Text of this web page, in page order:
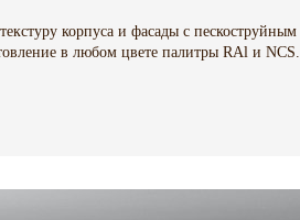
корпуса и фасады с пескоструйным
в любом цвете палитры RAl и NCS.